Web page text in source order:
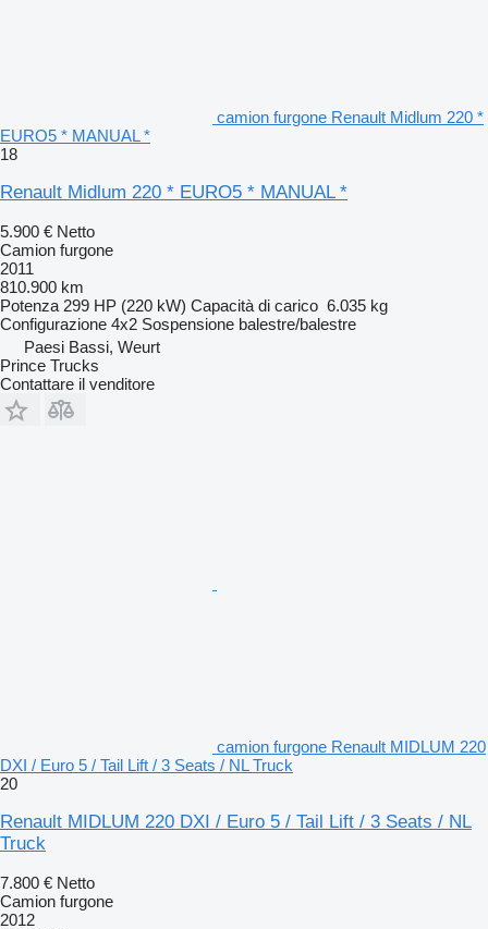
camion furgone Renault Midlum 220 *
EURO5 * MANUAL *
18
Renault Midlum 220 * EURO5 * MANUAL *
5.900 € Netto
Camion furgone
2011
810.900 km
Potenza 299 HP (220 kW) Capacità di carico 6.035 kg
Configurazione 4x2 Sospensione balestre/balestre
Paesi Bassi, Weurt
Prince Trucks
Contattare il venditore
camion furgone Renault MIDLUM 220
DXI / Euro 5 / Tail Lift / 3 Seats / NL Truck
20
Renault MIDLUM 220 DXI / Euro 5 / Tail Lift / 3 Seats / NL
Truck
7.800 € Netto
Camion furgone
2012